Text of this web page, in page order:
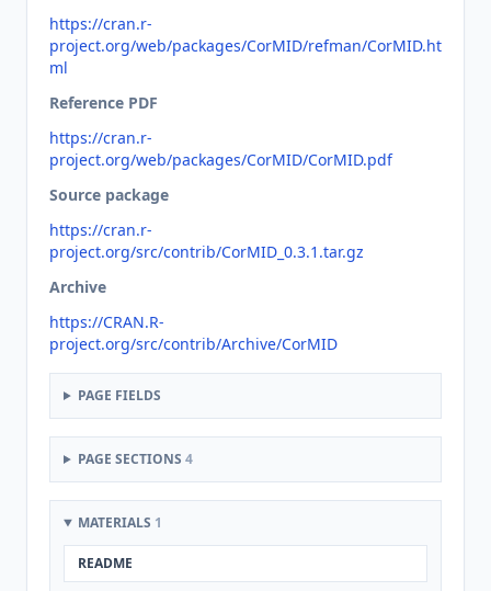
https://cran.r-
project.org/web/packages/CorMID/refman/CorMID.ht
ml
Reference PDF
https://cran.r-
project.org/web/packages/CorMID/CorMID.pdf
Source package
https://cran.r-
project.org/src/contrib/CorMID_0.3.1.tar.gz
Archive
https://CRAN.R-
project.org/src/contrib/Archive/CorMID
PAGE FIELDS
PAGE SECTIONS 4
MATERIALS 1
README